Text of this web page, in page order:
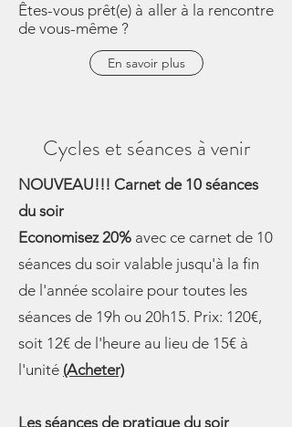
Êtes-vous prêt(e) à aller à la rencontre
de vous-même ?
En savoir plus
Cycles et séances à venir
NOUVEAU!!! Carnet de 10 séances
du soir
Economisez 20% avec ce carnet de 10
séances du soir valable jusqu'à la fin
de l'année scolaire pour toutes les
séances de 19h ou 20h15. Prix: 120€,
soit 12€ de l'heure au lieu de 15€ à
l'unité (Acheter)
Les séances de pratique du soir